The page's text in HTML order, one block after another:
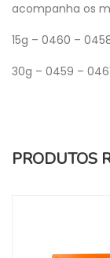
acompanha os
15g – 0460 –
30g – 0459 –
PRODUTOS